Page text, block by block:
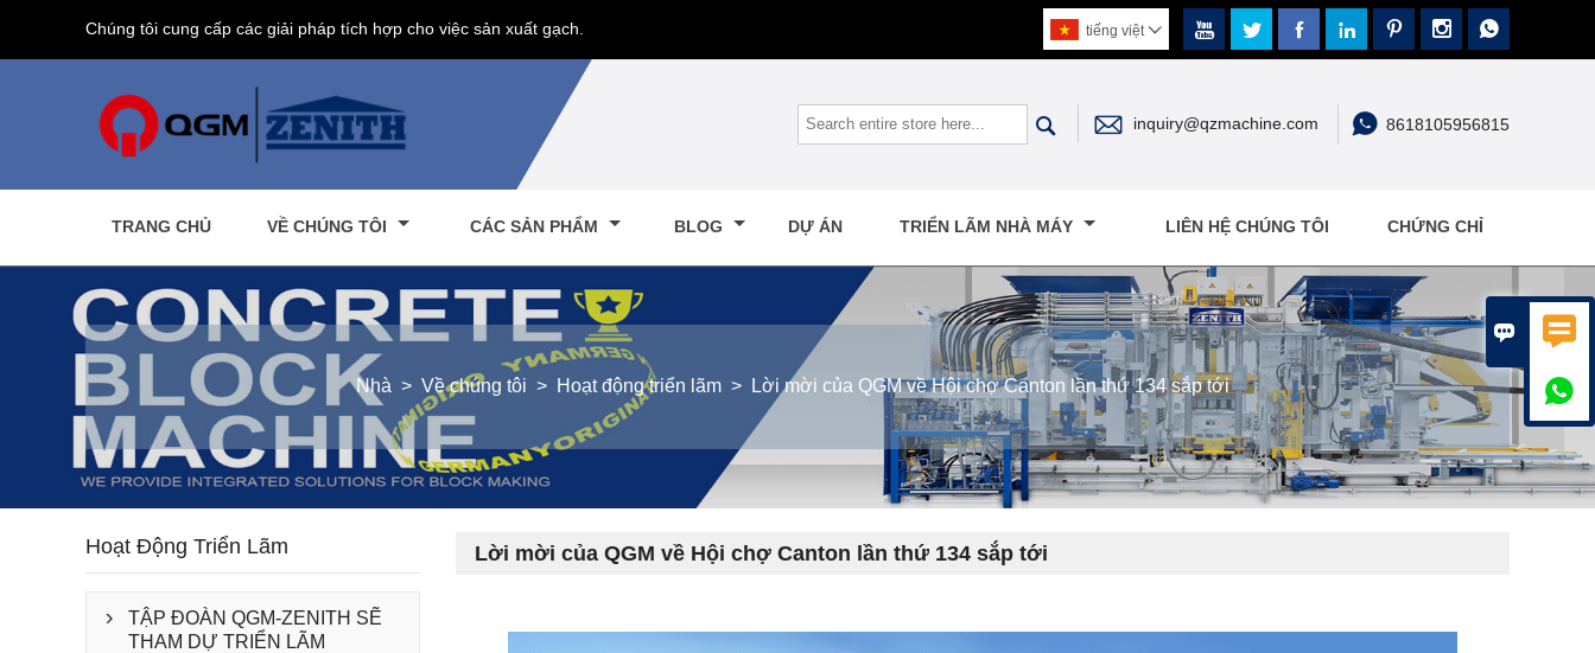
 

Chúng tôi cung cấp các giải pháp tích hợp cho việc sản xuất gạch.       
tiếng việt 
  inquiry@qzmachine.com  8618105956815
TRANG CHỦ VỀ CHÚNG TÔI CÁC SẢN PHẨM BLOG DỰ ÁN TRIỂN LÃM NHÀ MÁY LIÊN HỆ CHÚNG TÔI CHỨNG CHỈ
Nhà > Về chúng tôi > Hoạt động triển lãm > Lời mời của QGM về Hội chợ Canton lần thứ 134 sắp tới
Lời mời của QGM về Hội chợ Canton lần thứ 134 sắp tới
Hoạt Động Triển Lãm

TẬP ĐOÀN QGM-ZENITH SẼ
THAM DỰ TRIỂN LÃM